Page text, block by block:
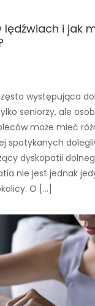
lędźwiach i jak
występująca
seniorzy, ale
może mieć
spotykanych
dyskopatii
nie jest jednak
O […]